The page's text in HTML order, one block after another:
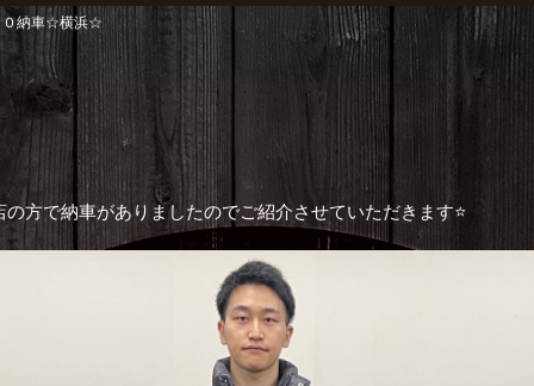
０納車☆横浜☆
方で納車がありましたのでご紹介させていただきます⭐️